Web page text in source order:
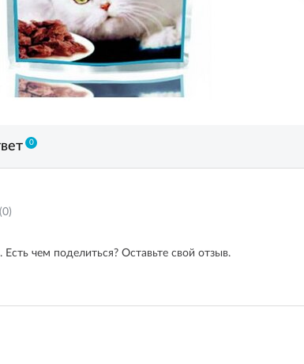
0
(0)
чем поделиться? Оставьте свой отзыв.